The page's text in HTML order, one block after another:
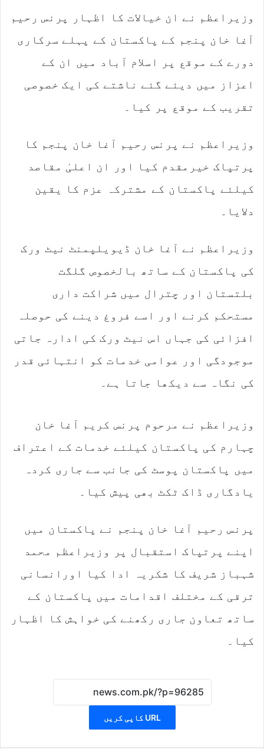
وزیراعظم نے ان خیالات کا اظہار پرنس رحیم
آغا خان پنجم کے پاکستان کے پہلے سرکاری
دورے کے موقع پر اسلام آباد میں ان کے
اعزاز میں دیئے گئے ناشتے کی ایک خصوصی
تقریب کے موقع پر کیا۔
وزیراعظم نے پرنس رحیم آغا خان پنجم کا
پرتپاک خیرمقدم کیا اور ان اعلیٰ مقاصد
کیلئے پاکستان کے مشترکہ عزم کا یقین
دلایا۔
وزیراعظم نے آغا خان ڈیویلپمنٹ نیٹ ورک
کی پاکستان کے ساتھ بالخصوص گلگت
بلتستان اور چترال میں شراکت داری
مستحکم کرنے اور اسے فروغ دینے کی حوصلہ
افزائی کی جہاں اس نیٹ ورک کی ادارہ جاتی
موجودگی اور عوامی خدمات کو انتہائی قدر
کی نگاہ سے دیکھا جاتا ہے۔
وزیراعظم نے مرحوم پرنس کریم آغا خان
چہارم کی پاکستان کیلئے خدمات کے اعتراف
میں پاکستان پوسٹ کی جانب سے جاری کردہ
یادگاری ڈاک ٹکٹ بھی پیش کیا۔
پرنس رحیم آغا خان پنجم نے پاکستان میں
اپنے پرتپاک استقبال پر وزیراعظم محمد
شہباز شریف کا شکریہ ادا کیا اورانسانی
ترقی کے مختلف اقدامات میں پاکستان کے
ساتھ تعاون جاری رکھنے کی خواہش کا اظہار
کیا۔
URL کاپی کریں